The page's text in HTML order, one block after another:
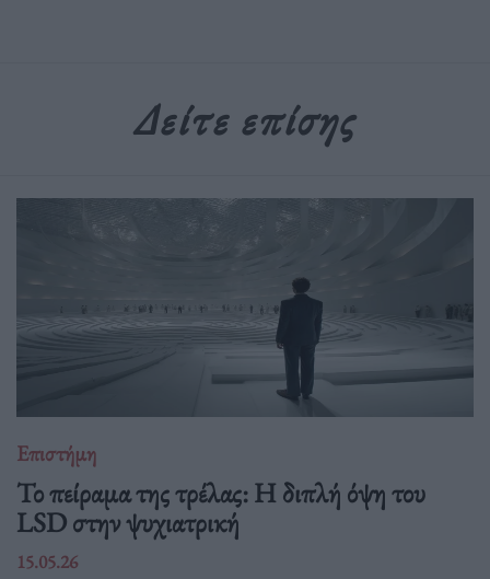
Δείτε επίσης
Επιστήμη
Το πείραμα της τρέλας: Η διπλή όψη του
LSD στην ψυχιατρική
15.05.26